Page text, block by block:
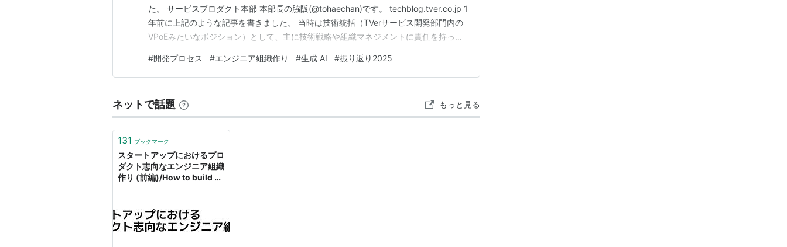
た。 サービスプロダクト本部 本部長の脇阪(@tohaechan)です。 techblog.tver.co.jp 1
年前に上記のような記事を書きました。 当時は技術統括（TVerサービス開発部門内の
VPoEみたいなポジション）として、主に技術戦略や組織マネジメントに責任を持って
り、これまでの仕事に加えてプロダクト成長にもより強くコミットするこ…
#開発プロセス #エンジニア組織作り #生成 AI #振り返り2025
ネットで話題 もっと見る
131 ブックマーク
スタートアップにおけるプロ
ダクト志向なエンジニア組織
作り (前編)/How to build an
company#1